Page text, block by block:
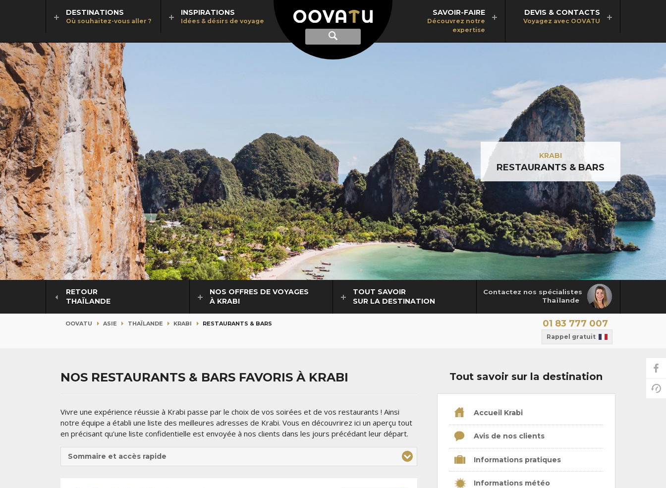
Afficher
recherche
Recherche
DESTINATIONS
Où souhaitez-vous aller ?
INSPIRATIONS
Idées & désirs de voyage
SAVOIR-FAIRE
Découvrez notre
expertise
DEVIS & CONTACTS
Voyagez avec OOVATU
KRABI
RESTAURANTS & BARS
Contactez nos spécialistes
Thaïlande
RETOUR
THAÏLANDE
NOS OFFRES DE VOYAGES
À KRABI
TOUT SAVOIR
SUR LA DESTINATION
OOVATU ASIE THAÏLANDE KRABI RESTAURANTS & BARS 01 83 777 007
Rappel gratuit
NOS RESTAURANTS & BARS FAVORIS À KRABI
Vivre une expérience réussie à Krabi passe par le choix de vos soirées et de vos restaurants ! Ainsi
notre équipe a établi une liste des meilleures adresses de Krabi. Vous en découvrirez ici un aperçu tout
en précisant qu'une liste confidentielle est envoyée à nos clients dans les jours précédant leur départ.
Sommaire et accès rapide
Tout savoir sur la destination
Accueil Krabi
Avis de nos clients
Informations pratiques
Informations météo